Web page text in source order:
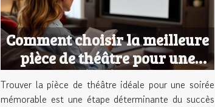
Comment choisir la meilleure
pièce de théâtre pour une
soirée réussie ?
Trouver la pièce de théâtre idéale pour une soirée
mémorable est une étape déterminante du succès